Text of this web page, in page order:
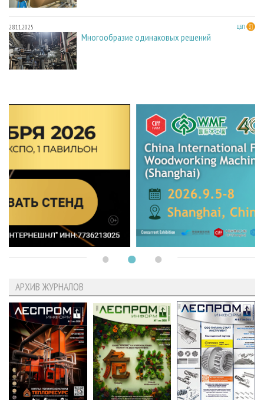
28.11.2025 ЦБП
Многообразие одинаковых решений
АРХИВ ЖУРНАЛОВ